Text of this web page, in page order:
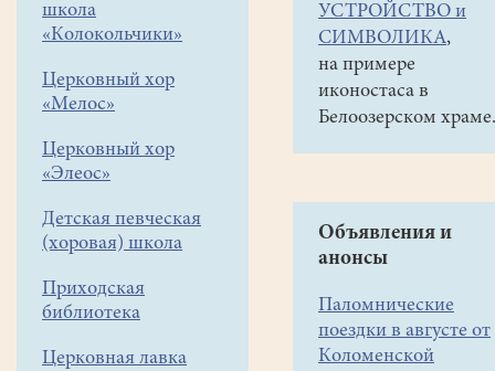
школа
«Колокольчики»
Церковный хор
«Мелос»
Церковный хор
«Элеос»
Детская певческая
(хоровая) школа
Приходская
библиотека
Церковная лавка
УСТРОЙСТВО и
СИМВОЛИКА,
на примере
иконостаса в
Белоозерском храме.
Объявления и
анонсы
Паломнические
поездки в августе от
Коломенской